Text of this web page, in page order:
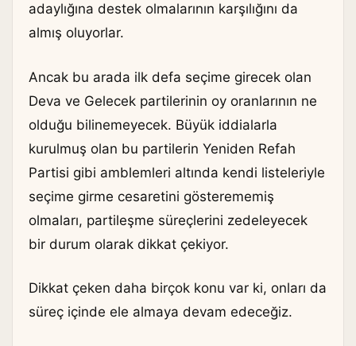
adaylığına destek olmalarının karşılığını da
almış oluyorlar.
Ancak bu arada ilk defa seçime girecek olan
Deva ve Gelecek partilerinin oy oranlarının ne
olduğu bilinemeyecek. Büyük iddialarla
kurulmuş olan bu partilerin Yeniden Refah
Partisi gibi amblemleri altında kendi listeleriyle
seçime girme cesaretini gösterememiş
olmaları, partileşme süreçlerini zedeleyecek
bir durum olarak dikkat çekiyor.
Dikkat çeken daha birçok konu var ki, onları da
süreç içinde ele almaya devam edeceğiz.